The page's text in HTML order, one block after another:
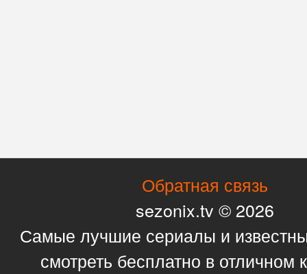
Обратная связь
sezonix.tv © 2026
Самые лучшие сериалы и
смотреть бесплатно в отличном